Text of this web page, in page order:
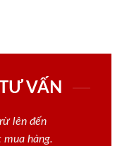
VẤN
lên đến
mua hàng.